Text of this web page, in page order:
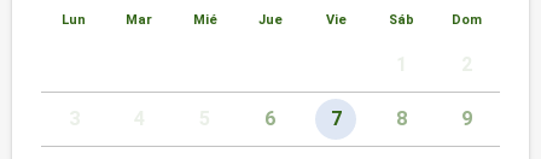
Lun Mar Mié Jue Vie Sáb Dom
6 7 8 9